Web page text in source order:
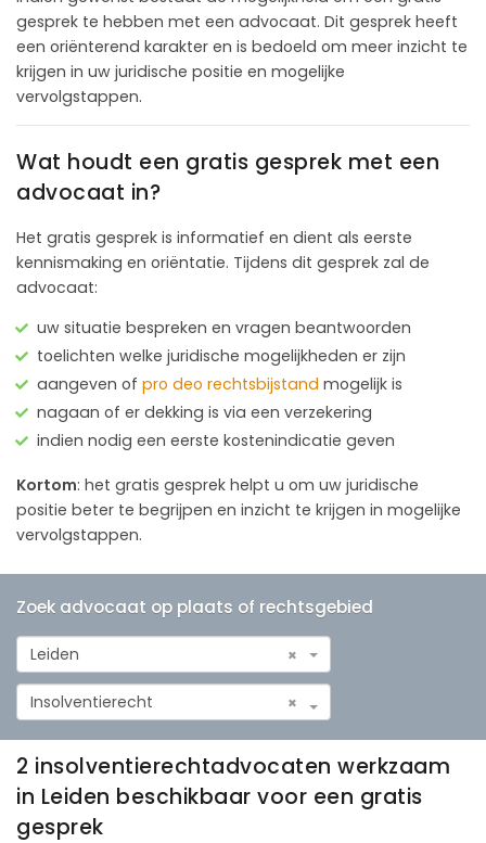
gesprek te hebben met een advocaat. Dit gesprek heeft
een oriënterend karakter en is bedoeld om meer inzicht te
krijgen in uw juridische positie en mogelijke
vervolgstappen.
Wat houdt een gratis gesprek met een
advocaat in?
Het gratis gesprek is informatief en dient als eerste
kennismaking en oriëntatie. Tijdens dit gesprek zal de
advocaat:
uw situatie bespreken en vragen beantwoorden
toelichten welke juridische mogelijkheden er zijn
aangeven of pro deo rechtsbijstand mogelijk is
nagaan of er dekking is via een verzekering
indien nodig een eerste kostenindicatie geven
Kortom: het gratis gesprek helpt u om uw juridische
positie beter te begrijpen en inzicht te krijgen in mogelijke
vervolgstappen.
Zoek advocaat op plaats of rechtsgebied
×
Leiden
×
Insolventierecht
2 insolventierechtadvocaten werkzaam
in Leiden beschikbaar voor een gratis
gesprek